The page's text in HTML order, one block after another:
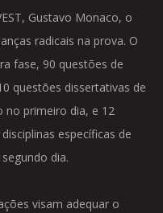
Gustavo Monaco, o
radicais na prova. O
fase, 90 questões de
questões dissertativas de
no primeiro dia, e 12
específicas de
dia.
visam adequar o